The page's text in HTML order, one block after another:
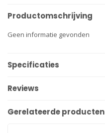
Productomschrijving
Geen informatie gevonden
Specificaties
Reviews
Gerelateerde producten